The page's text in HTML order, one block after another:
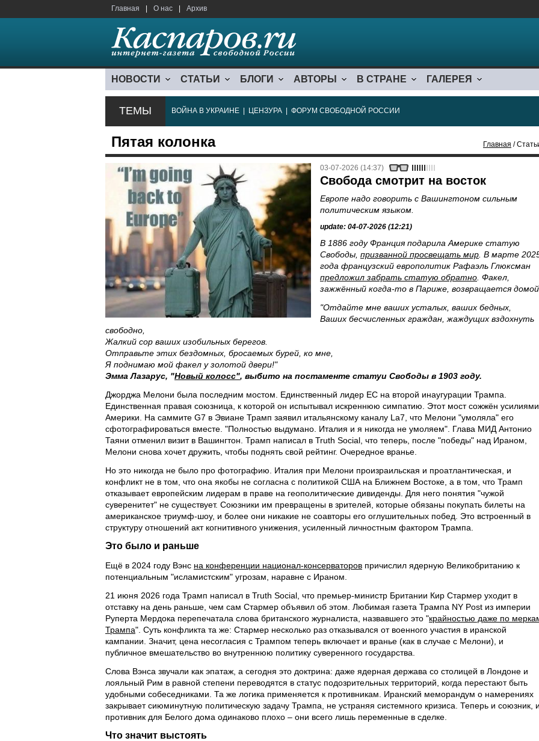
Главная О нас Архив
НОВОСТИ СТАТЬИ БЛОГИ АВТОРЫ В СТРАНЕ ГАЛЕРЕЯ
ТЕМЫ ВОЙНА В УКРАИНЕ ЦЕНЗУРА ФОРУМ СВОБОДНОЙ РОССИИ
Пятая колонка Главная /
03-07-2026 (14:37)
Свобода смотрит на восток
Европе надо говорить с Вашингтоном сильным
политическим языком.
update: 04-07-2026 (12:21)
В 1886 году Франция подарила Америке статую
Свободы, призванной просвещать мир . В марте
года французский европолитик Рафаэль Глюксман
предложил забрать статую обратно . Факел,
зажжённый когда-то в Париже, возвращается
"Отдайте мне ваших усталых, ваших бедных,
Ваших бесчисленных граждан, жаждущих вздохнуть
свободно,
Жалкий сор ваших изобильных берегов.
Отправьте этих бездомных, бросаемых бурей, ко мне,
Я поднимаю мой факел у золотой двери!"
Эмма Лазарус, "Новый колосс", выбито на постаменте статуи Свободы в 1903 году.
Джорджа Мелони была последним мостом. Единственный лидер ЕС на второй инаугурации Трампа.
Единственная правая союзница, к которой он испытывал искреннюю симпатию. Этот мост сожжён усилиями
Америки. На саммите G7 в Эвиане Трамп заявил итальянскому каналу La7, что Мелони "умоляла" его
сфотографироваться вместе. "Полностью выдумано. Италия и я никогда не умоляем". Глава МИД Антонио
Таяни отменил визит в Вашингтон. Трамп написал в Truth Social, что теперь, после "победы" над Ираном,
Мелони снова хочет дружить, чтобы поднять свой рейтинг. Очередное вранье.
Но это никогда не было про фотографию. Италия при Мелони произраильская и проатлантическая, и
конфликт не в том, что она якобы не согласна с политикой США на Ближнем Востоке, а в том, что Трамп
отказывает европейским лидерам в праве на геополитические дивиденды. Для него понятия "чужой
суверенитет" не существует. Союзники им превращены в зрителей, которые обязаны покупать билеты на
американское триумф-шоу, и более они никакие не соавторы его оглушительных побед. Это встроенный в
структуру отношений акт когнитивного унижения, усиленный личностным фактором Трампа.
Это было и раньше
Ещё в 2024 году Вэнс на конференции национал-консерваторов причислил ядерную Великобританию к
потенциальным "исламистским" угрозам, наравне с Ираном.
21 июня 2026 года Трамп написал в Truth Social, что премьер-министр Британии Кир Стармер уходит в
отставку на день раньше, чем сам Стармер объявил об этом. Любимая газета Трампа NY Post из империи
Руперта Мердока перепечатала слова британского журналиста, назвавшего это "крайностью даже по
Трампа". Суть конфликта та же: Стармер несколько раз отказывался от военного участия в иранской
кампании. Значит, цена несогласия с Трампом теперь включает и вранье (как в случае с Мелони), и
публичное вмешательство во внутреннюю политику суверенного государства.
Слова Вэнса звучали как эпатаж, а сегодня это доктрина: даже ядерная держава со столицей в Лондоне и
лояльный Рим в равной степени переводятся в статус подозрительных территорий, когда перестают быть
удобными собеседниками. Та же логика применяется к противникам. Иранский меморандум о намерениях
закрывает сиюминутную политическую задачу Трампа, не устраняя системного кризиса. Теперь и союзник,
противник для Белого дома одинаково плохо – они всего лишь переменные в сделке.
Что значит выстоять